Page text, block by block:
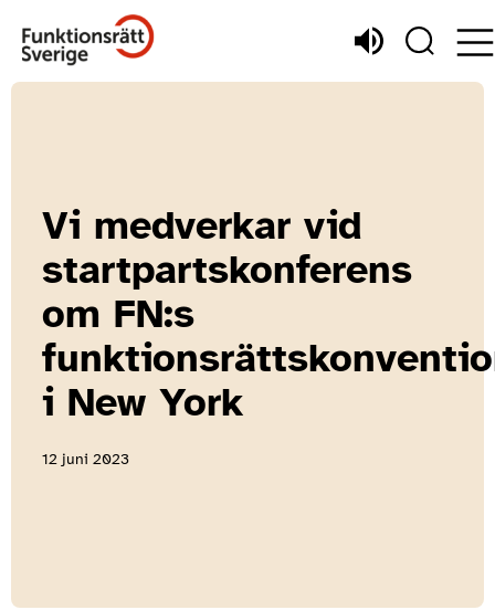
Vi medverkar vid
startpartskonferens
om FN:s
i New York
12 juni 2023